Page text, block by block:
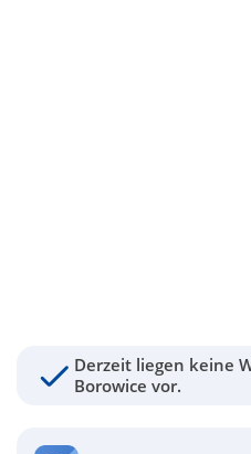
Derzeit liegen keine
Borowice vor.